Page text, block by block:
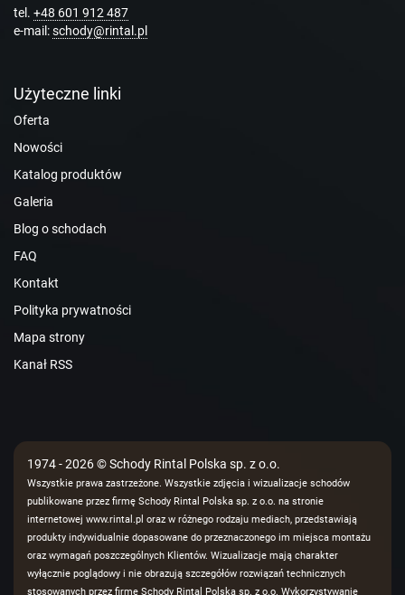
tel. +48 601 912 487
e-mail:schody@rintal.pl
Użyteczne linki
Oferta
Nowości
Katalog produktów
Galeria
Blog o schodach
FAQ
Kontakt
Polityka prywatności
Mapa strony
Kanał RSS
1974 - 2026 © Schody Rintal Polska sp. z o.o.
Wszystkie prawa zastrzeżone. Wszystkie zdjęcia i wizualizacje schodów
publikowane przez firmę Schody Rintal Polska sp. z o.o. na stronie
internetowej www.rintal.pl oraz w różnego rodzaju mediach, przedstawiają
produkty indywidualnie dopasowane do przeznaczonego im miejsca montażu
oraz wymagań poszczególnych Klientów. Wizualizacje mają charakter
wyłącznie poglądowy i nie obrazują szczegółów rozwiązań technicznych
stosowanych przez firmę Schody Rintal Polska sp. z o.o. Wykorzystywanie